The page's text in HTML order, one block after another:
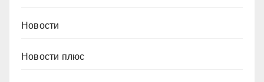
Новости
Новости плюс